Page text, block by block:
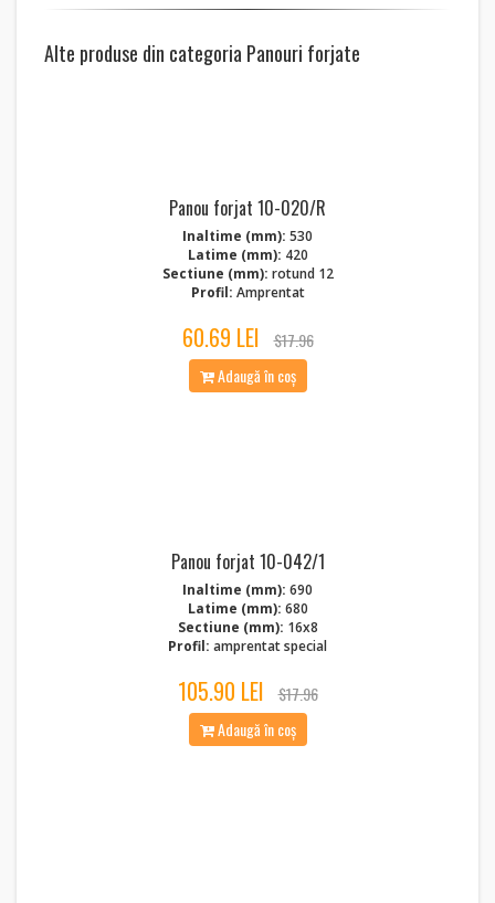
Alte produse din categoria Panouri forjate
Panou forjat 10-020/R
Inaltime (mm): 530
Latime (mm): 420
Sectiune (mm): rotund 12
Profil: Amprentat
60.69 LEI
$17.96
Adaugă în coș
Panou forjat 10-042/1
Inaltime (mm): 690
Latime (mm): 680
Sectiune (mm): 16x8
Profil: amprentat special
105.90 LEI
$17.96
Adaugă în coș